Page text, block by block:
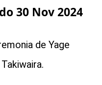
30 Nov 2024
de Yage